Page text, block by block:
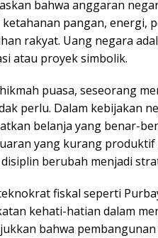
bahwa anggaran
pangan, energi,
rakyat. Uang negara
atau proyek simbolik.
puasa, seseorang
perlu. Dalam kebijakan
belanja yang benar-
yang kurang produktif
berubah menjadi
fiskal seperti
kehati-hatian dalam
bahwa